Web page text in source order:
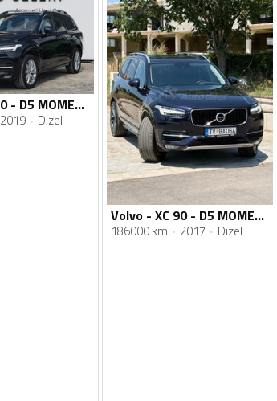
Volvo - XC 90 - D5 MOMENTUM AWD
2019 Dizel
Volvo - XC 90 - D5 MOMENTUM
186000 km 2017 Dizel